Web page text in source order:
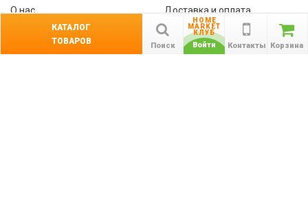
О нас
Контакты
Сотрудничество
Доставка и оплата
Гарантии
Корзина
Контакты
HOME
MARKET
КЛУБ
Войти
Поиск
КАТАЛОГ
ТОВАРОВ